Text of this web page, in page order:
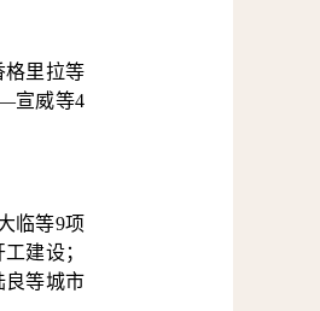
里拉等
宣威等4
临等9项
建设；
良等城市